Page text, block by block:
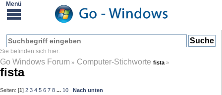
Go Windows Forum » Computer-Stichwortefista »
fista
Seiten: [1] 2 3 4 5 6 7 8 ... 10 Nach unten